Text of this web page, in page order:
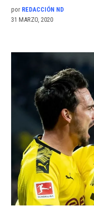
por REDACCIÓN ND
31 MARZO, 2020